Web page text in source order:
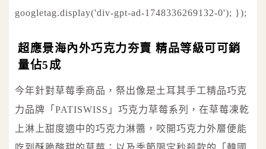
googletag.display('div-gpt-ad-1748336269132-0'); });
超應景海內外巧克力夯賣 精品等級可可銷
量佔5成
今年針對草莓季商品，祭出像是土耳其手工精品巧克
力品牌「PATISWISS」巧克力草莓系列，在草莓凍乾
上淋上甜度適中的巧克力淋醬，咬開巧克力外層便能